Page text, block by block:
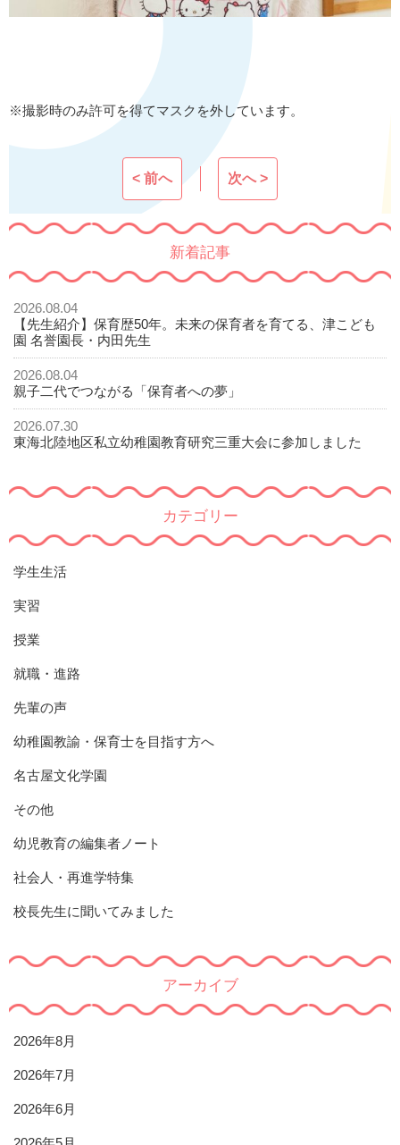
※撮影時のみ許可を得てマスクを外しています。
< 前へ 次へ >
新着記事
2026.08.04
【先生紹介】保育歴50年。未来の保育者を育てる、津こども
園 名誉園長・内田先生
2026.08.04
親子二代でつながる「保育者への夢」
2026.07.30
東海北陸地区私立幼稚園教育研究三重大会に参加しました
カテゴリー
学生生活
実習
授業
就職・進路
先輩の声
幼稚園教諭・保育士を目指す方へ
名古屋文化学園
その他
幼児教育の編集者ノート
社会人・再進学特集
校長先生に聞いてみました
アーカイブ
2026年8月
2026年7月
2026年6月